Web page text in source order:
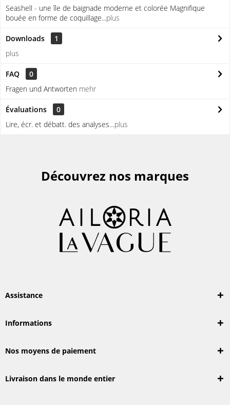
Seashell - une île de baignade moderne et colorée Magnifique
bouée en forme de coquillage...plus
Downloads
1
plus
FAQ
0
Fragen und Antworten mehr
Évaluations
0
Lire, écr. et débatt. des analyses…plus
Découvrez nos marques
Assistance
Informations
Nos moyens de paiement
Livraison dans le monde entier